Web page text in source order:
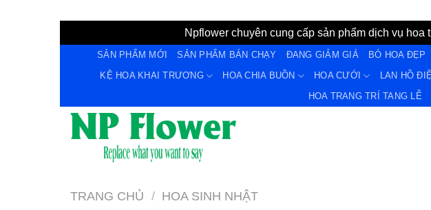
Npflower chuyên cung cấp sản phẩm dịch vụ
dung
SẢN PHẨM MỚI SẢN PHẨM BÁN CHẠY ĐANG GIẢM GIÁ BÓ HOA ĐẸP
KỆ HOA KHAI TRƯƠNG
HOA CHIA BUỒN HOA CƯỚI LAN HỒ
HOA TRANG TRÍ TANG LỄ
TRANG CHỦ / HOA SINH NHẬT